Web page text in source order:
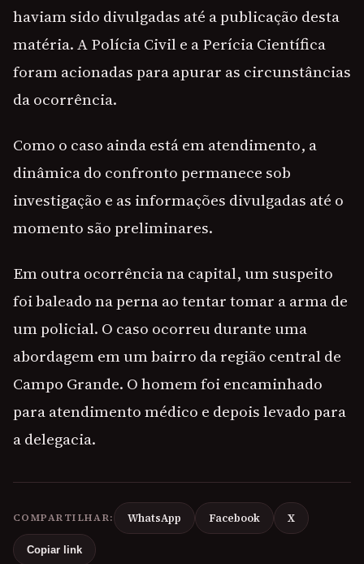
haviam sido divulgadas até a publicação desta
matéria. A Polícia Civil e a Perícia Científica
foram acionadas para apurar as circunstâncias
da ocorrência.
Como o caso ainda está em atendimento, a
dinâmica do confronto permanece sob
investigação e as informações divulgadas até o
momento são preliminares.
Em outra ocorrência na capital, um suspeito
foi baleado na perna ao tentar tomar a arma de
um policial. O caso ocorreu durante uma
abordagem em um bairro da região central de
Campo Grande. O homem foi encaminhado
para atendimento médico e depois levado para
a delegacia.
COMPARTILHAR: WhatsApp Facebook X
Copiar link